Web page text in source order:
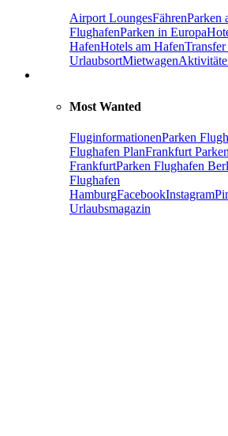
Airport LoungesFährenParken
FlughafenParken in Europa
HafenHotels am HafenTransfer
UrlaubsortMietwagen
Most Wanted
FluginformationenParken
Flughafen PlanFrankfurt
FrankfurtParken Flughafen
Flughafen
HamburgFacebookInstagram
Urlaubsmagazin